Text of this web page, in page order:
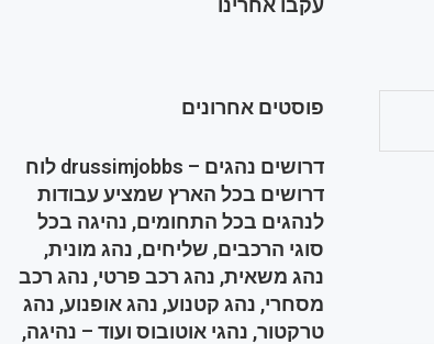
עקבו אחרינו
פוסטים אחרונים
דרושים נהגים – drussimjobbs לוח
דרושים בכל הארץ שמציע עבודות
לנהגים בכל התחומים, נהיגה בכל
סוגי הרכבים, שליחים, נהג מונית,
נהג משאית, נהג רכב פרטי, נהג רכב
מסחרי, נהג קטנוע, נהג אופנוע, נהג
טרקטור, נהגי אוטובוס ועוד – נהיגה,